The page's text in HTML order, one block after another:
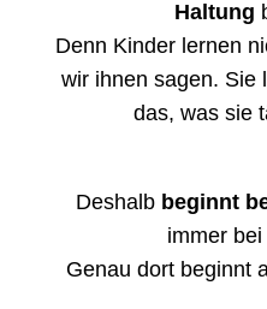
Haltung
Denn Kinder lernen
wir ihnen sagen. Sie
das, was sie
Deshalb beginnt
immer
Genau dort beginnt